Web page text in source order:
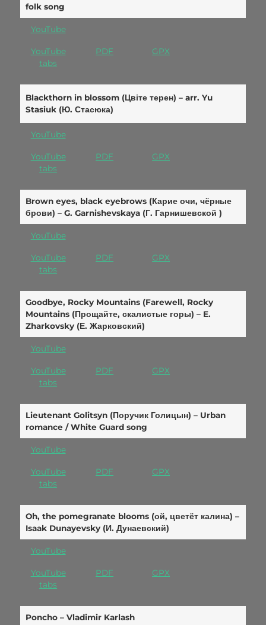
folk song
YouTube
YouTube
tabs
PDF GPX
Blackthorn in blossom (Цвіте терен) – arr. Yu
Stasiuk (Ю. Стасюка)
YouTube
YouTube
tabs
PDF GPX
Brown eyes, black eyebrows (Карие очи, чёрные
брови) –G. Garnishevskaya (Г. Гарнишевской )
YouTube
YouTube
tabs
PDF GPX
Goodbye, Rocky Mountains (Farewell, Rocky
Mountains (Прощайте, скалистые горы) – E.
Zharkovsky (Е. Жарковский)
YouTube
YouTube
tabs
PDF GPX
Lieutenant Golitsyn (Поручик Голицын) – Urban
romance / White Guard song
YouTube
YouTube
tabs
PDF GPX
Oh, the pomegranate blooms (ой, цветёт калина) –
Isaak Dunayevsky (И. Дунаевский)
YouTube
YouTube
tabs
PDF GPX
Poncho – Vladimir Karlash